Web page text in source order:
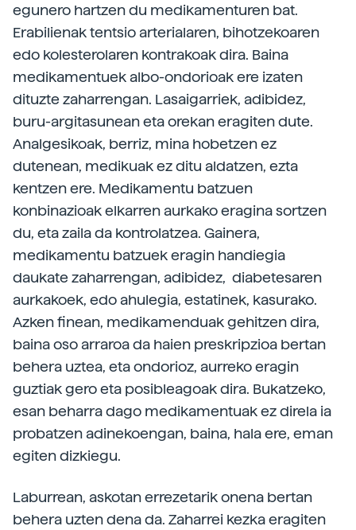
egunero hartzen du medikamenturen bat.
Erabilienak tentsio arterialaren, bihotzekoaren
edo kolesterolaren kontrakoak dira. Baina
medikamentuek albo-ondorioak ere izaten
dituzte zaharrengan. Lasaigarriek, adibidez,
buru-argitasunean eta orekan eragiten dute.
Analgesikoak, berriz, mina hobetzen ez
dutenean, medikuak ez ditu aldatzen, ezta
kentzen ere. Medikamentu batzuen
konbinazioak elkarren aurkako eragina sortzen
du, eta zaila da kontrolatzea. Gainera,
medikamentu batzuek eragin handiegia
daukate zaharrengan, adibidez, diabetesaren
aurkakoek, edo ahulegia, estatinek, kasurako.
Azken finean, medikamenduak gehitzen dira,
baina oso arraroa da haien preskripzioa bertan
behera uztea, eta ondorioz, aurreko eragin
guztiak gero eta posibleagoak dira. Bukatzeko,
esan beharra dago medikamentuak ez direla ia
probatzen adinekoengan, baina, hala ere, eman
egiten dizkiegu.
Laburrean, askotan errezetarik onena bertan
behera uzten dena da. Zaharrei kezka eragiten